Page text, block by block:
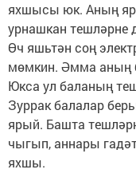
яхшысы юк. Аның
урнашкан тешләрне
Өч яшьтән соң
мөмкин. Әмма аның
Юкса ул баланың
Зуррак балалар
ярый. Башта
чыгып, аннары
яхшы.